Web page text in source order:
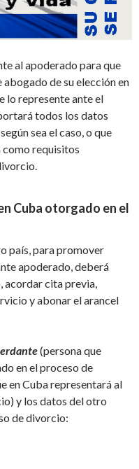
al apoderado para que
de su elección en
lo represente ante el
todos los datos
sea el caso, o que
como requisitos
Cuba otorgado en el
país,parapromover
apoderado, deberá
acordar citaprevia,
y abonar el arancel
(persona que
en el proceso de
en Cuba representará al
y los datos delotro
de divorcio: